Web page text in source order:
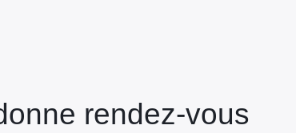
rendez-vous